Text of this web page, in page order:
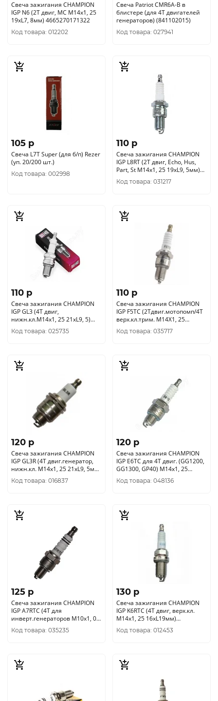
Свеча зажигания CHAMPION
IGP N6 (2Т двиг, MC М14х1, 25
19хL7, 8мм) 4665270171322
Код товара: 012202
Свеча Patriot CMR6A-B в
блистере (для 4Т двигателей
генераторов) (841102015)
Код товара: 027941
105 p
Свеча L7Т Super (для б/п) Rezer
(уп. 20/200 шт.)
Код товара: 002998
110 p
Свеча зажигания CHAMPION
IGP L8RT (2Т двиг, Echo, Hus,
Part, St М14х1, 25 19хL9, 5мм)
4665270171315
Код товара: 031217
110 p
Свеча зажигания CHAMPION
IGP GL3 (4Т двиг,
нижн.кл.М14х1, 25 21хL9, 5)
4665270171278
Код товара: 025735
110 p
Свеча зажигания CHAMPION
IGP F5TC (2Тдвиг.мотопомп/4Т
верх.кл.трим. М14Х1, 25
21хL19mm)4665270171254
Код товара: 035717
120 p
Свеча зажигания CHAMPION
IGP GL3R (4Т двиг.генератор,
нижн.кл. М14х1, 25 21хL9, 5мм)
4665270171285
Код товара: 016837
120 p
Свеча зажигания CHAMPION
IGP E6TC для 4Т двиг. (GG1200,
GG1300, GP40) М14х1, 25
21хL12, 7 4665270171247
Код товара: 048136
125 p
Свеча зажигания CHAMPION
IGP A7RTC (4Т для
инверт.генераторов М10х1, 0
16хL12, 7мм) 4665270177447
Код товара: 035235
130 p
Свеча зажигания CHAMPION
IGP K6RTC (4Т двиг, верх.кл.
М14х1, 25 16хL19мм)
4665120171292
Код товара: 012453